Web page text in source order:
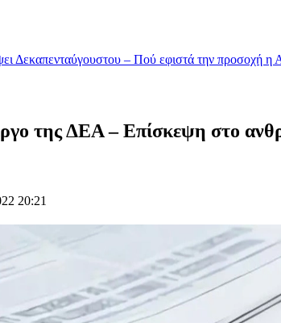
Δεκαπενταύγουστου – Πού εφιστά την προσοχή η
της ΔΕΑ – Επίσκεψη στο
20:21